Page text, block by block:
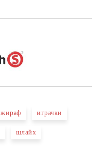
жираф играчки
шлайх